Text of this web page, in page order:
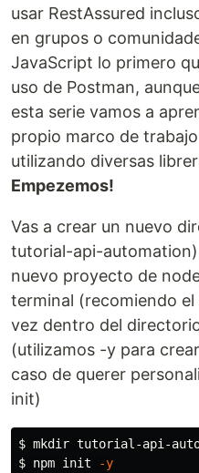
usar RestAssured
en grupos o
JavaScript lo primero
uso de Postman,
esta serie vamos a
propio marco de
utilizando diversas
Empezemos!
Vas a crear un nuevo
tutorial-api-
nuevo proyecto de
terminal (recomiendo
vez dentro del
(utilizamos -y para
caso de querer
init)
$ mkdir tutorial-api-
$ npm init -y